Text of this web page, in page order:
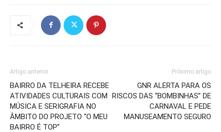
Artigo anterior
BAIRRO DA TELHEIRA RECEBE
ATIVIDADES CULTURAIS COM
MÚSICA E SERIGRAFIA NO
ÂMBITO DO PROJETO “O MEU
BAIRRO É TOP”
Próximo artigo
GNR ALERTA PARA OS
RISCOS DAS “BOMBINHAS” DE
CARNAVAL E PEDE
MANUSEAMENTO SEGURO